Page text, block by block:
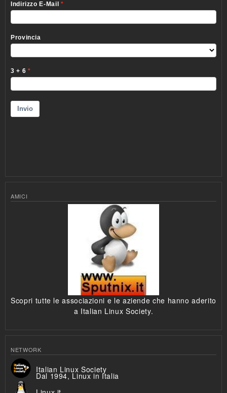
AMICI
Scopri tutte le associazioni e le aziende che hanno aderito
a Italian Linux Society.
NETWORK
Italian Linux Society
Dal 1994, Linux in Italia